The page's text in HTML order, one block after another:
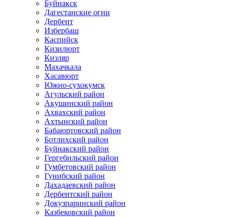
Буйнакск
Дагестанские огни
Дербент
Избербаш
Каспийск
Кизилюрт
Кизляр
Махачкала
Хасавюрт
Южно-сухокумск
Агульский район
Акушинский район
Ахвахский район
Ахтынский район
Бабаюртовский район
Ботлихский район
Буйнакский район
Гергебильский район
Гумбетовский район
Гунибский район
Дахадаевский район
Дербентский район
Докузпаринский район
Казбековский район